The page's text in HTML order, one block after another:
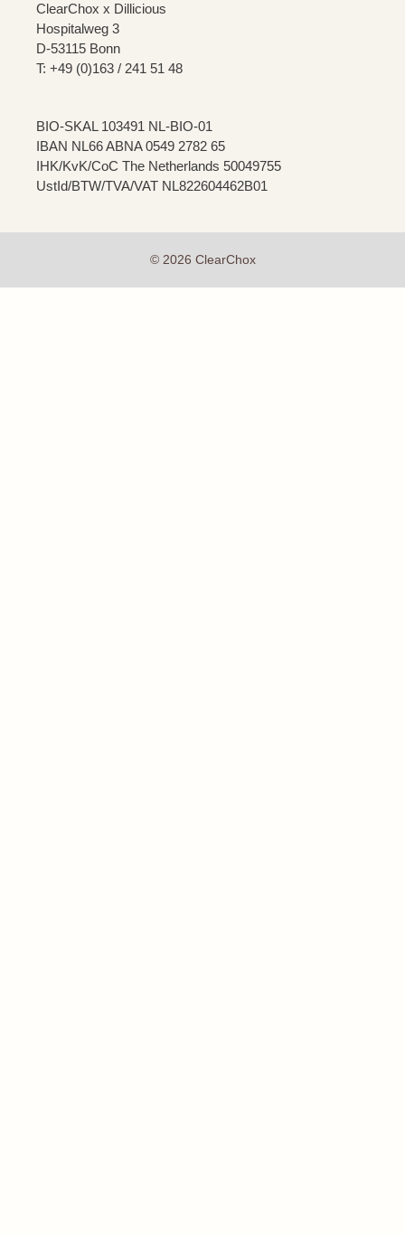
ClearChox x Dillicious
Hospitalweg 3
D-53115 Bonn
T: +49 (0)163 / 241 51 48
BIO-SKAL 103491 NL-BIO-01
IBAN NL66 ABNA 0549 2782 65
IHK/KvK/CoC The Netherlands 50049755
UstId/BTW/TVA/VAT NL822604462B01
© 2026 ClearChox